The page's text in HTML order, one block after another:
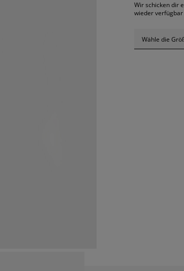
Wir schicken dir
wieder verfügbar
Wähle die